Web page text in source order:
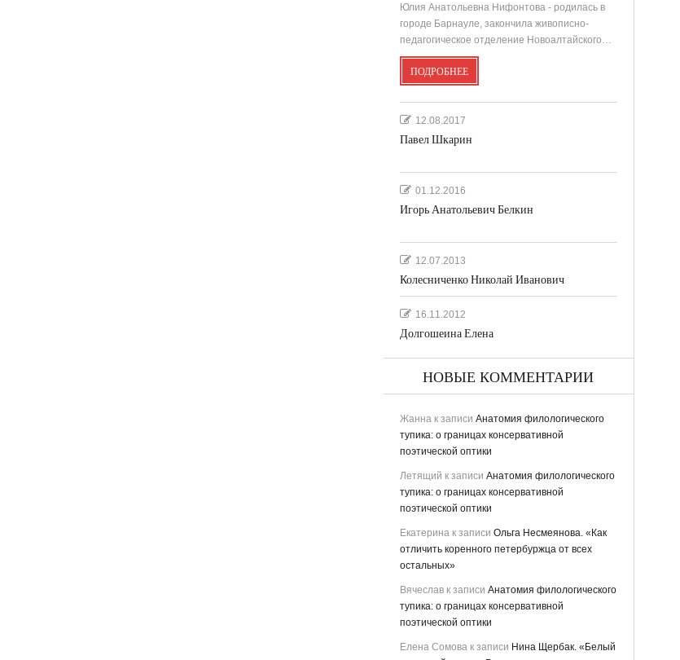
Юлия Анатольевна Нифонтова - родилась в
городе Барнауле, закончила живописно-
педагогическое отделение Новоалтайского…
ПОДРОБНЕЕ
12.08.2017
Павел Шкарин
01.12.2016
Игорь Анатольевич Белкин
12.07.2013
Колесниченко Николай Иванович
16.11.2012
Долгошеина Елена
НОВЫЕ КОММЕНТАРИИ
Жаннак записи Анатомия филологического
тупика: о границах консервативной
поэтической оптики
Летящий к записи Анатомия филологического
тупика: о границах консервативной
поэтической оптики
Екатеринак записи Ольга Несмеянова. «Как
отличить коренного петербуржца от всех
остальных»
Вячеславк записи Анатомия филологического
тупика: о границах консервативной
поэтической оптики
Елена Сомовак записи Нина Щербак. «Белый